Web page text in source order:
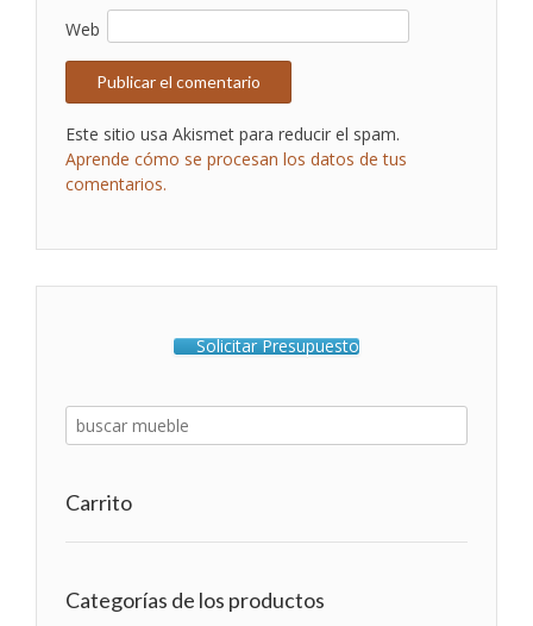
Web
Este sitio usa Akismet para reducir el spam.
Aprende cómo se procesan los datos de tus
comentarios.
Solicitar Presupuesto
Carrito
Categorías de los productos